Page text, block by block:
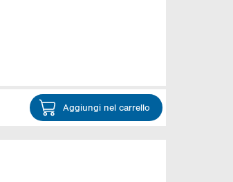
Aggiungi nel carrello